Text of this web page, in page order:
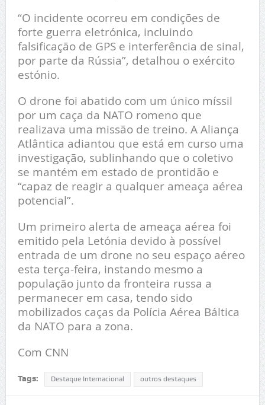
“O incidente ocorreu em condições de
forte guerra eletrónica, incluindo
falsificação de GPS e interferência de sinal,
por parte da Rússia”, detalhou o exército
estónio.
O drone foi abatido com um único míssil
por um caça da NATO romeno que
realizava uma missão de treino. A Aliança
Atlântica adiantou que está em curso uma
investigação, sublinhando que o coletivo
se mantém em estado de prontidão e
“capaz de reagir a qualquer ameaça aérea
potencial”.
Um primeiro alerta de ameaça aérea foi
emitido pela Letónia devido à possível
entrada de um drone no seu espaço aéreo
esta terça-feira, instando mesmo a
população junto da fronteira russa a
permanecer em casa, tendo sido
mobilizados caças da Polícia Aérea Báltica
da NATO para a zona.
Com CNN
Tags: Destaque Internacional outros destaques